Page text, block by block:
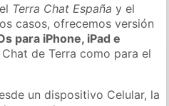
Terra Chat España y el
casos, ofrecemos versión
para iPhone, iPad e
de Terra como para el
un dispositivo Celular, la